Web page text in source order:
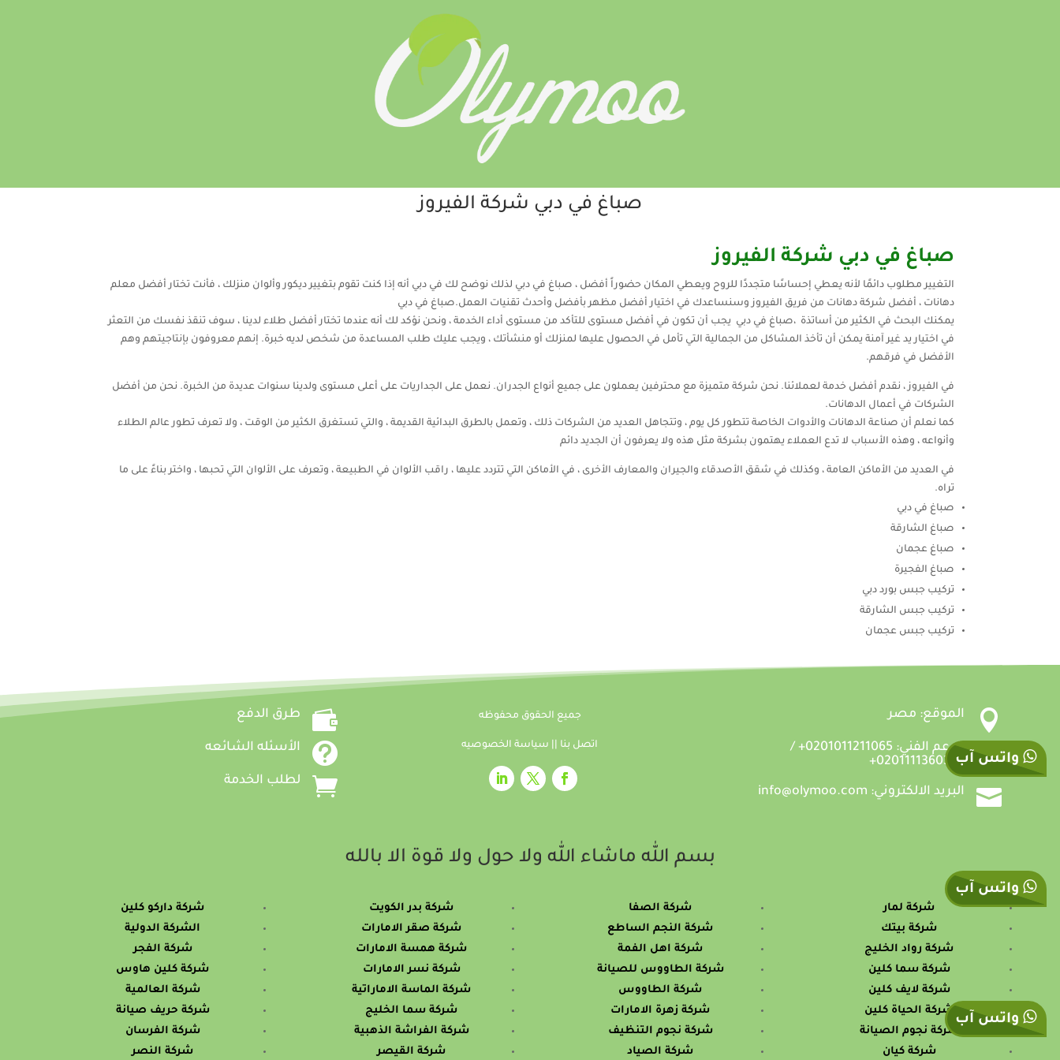
صباغ في دبي شركة الفيروز
صباغ في دبي شركة الفيروز
التغيير مطلوب دائمًا لأنه يعطي إحساسًا متجددًا للروح ويعطي المكان حضوراً أفضل ، صباغ في دبي لذلك نوضح لك في دبي أنه إذا كنت تقوم بتغيير ديكور وألوان منزلك ، فأنت تختار أفضل معلم
دهانات ، أفضل شركة دهانات من فريق الفيروز وسنساعدك في اختيار أفضل مظهر بأفضل وأحدث تقنيات العمل.صباغ في دبي
يمكنك البحث في الكثير من أساتذة ،صباغ في دبي يجب أن تكون في أفضل مستوى للتأكد من مستوى أداء الخدمة ، ونحن نؤكد لك أنه عندما تختار أفضل طلاء لدينا ، سوف تنقذ نفسك من التعثر
في اختيار يد غير آمنة يمكن أن تأخذ المشاكل من الجمالية التي تأمل في الحصول عليها لمنزلك أو منشأتك ، ويجب عليك طلب المساعدة من شخص لديه خبرة. إنهم معروفون بإنتاجيتهم وهم
الأفضل في فرقهم.
في الفيروز ، نقدم أفضل خدمة لعملائنا. نحن شركة متميزة مع محترفين يعملون على جميع أنواع الجدران. نعمل على الجداريات على أعلى مستوى ولدينا سنوات عديدة من الخبرة. نحن من أفضل
الشركات في أعمال الدهانات.
كما نعلم أن صناعة الدهانات والأدوات الخاصة تتطور كل يوم ، وتتجاهل العديد من الشركات ذلك ، وتعمل بالطرق البدائية القديمة ، والتي تستغرق الكثير من الوقت ، ولا تعرف تطور عالم الطلاء
وأنواعه ، وهذه الأسباب لا تدع العملاء يهتمون بشركة مثل هذه ولا يعرفون أن الجديد دائم
في العديد من الأماكن العامة ، وكذلك في شقق الأصدقاء والجيران والمعارف الأخرى ، في الأماكن التي تتردد عليها ، راقب الألوان في الطبيعة ، وتعرف على الألوان التي تحبها ، واختر بناءً على ما
تراه.
صباغ في دبي
صباغ الشارقة
صباغ عجمان
صباغ الفجيرة
تركيب جبس بورد دبي
تركيب جبس الشارقة
تركيب جبس عجمان
 طرق الدفع
 الأسئله الشائعه
 لطلب الخدمة
جميع الحقوق محفوظه
اتصل بنا سياسة الخصوصيه
 الموقع: مصر

الدعم الفني: 0201011211065+ /
0201111360335+
 البريد الالكتروني: info@olymoo.com
واتس آب
واتس آب
واتس آب
بسم الله ماشاء الله ولا حول ولا قوة الا بالله
شركة داركو كلين
الشركة الدولية
شركة الفجر
شركة كلين هاوس
شركة العالمية
شركة حريف صيانة
شركة الفرسان
شركة النصر
شركة بدر الكويت
شركة صقر الامارات
شركة همسة الامارات
شركة نسر الامارات
شركة الماسة الاماراتية
شركة سما الخليج
شركة الفراشة الذهبية
شركة القيصر
شركة الصفا
شركة النجم الساطع
شركة اهل الفمة
شركة الطاووس للصيانة
شركة الطاووس
شركة زهرة الامارات
شركة نجوم التنظيف
شركة الصياد
شركة لمار
شركة بيتك
شركة رواد الخليج
شركة سما كلين
شركة لايف كلين
شركة الحياة كلين
شركة نجوم الصيانة
شركة كيان